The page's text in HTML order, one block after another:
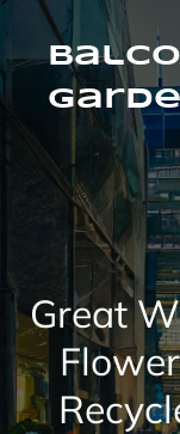
Skip
content
Great